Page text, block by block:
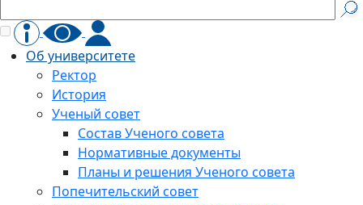
Об университете
Ректор
История
Ученый совет
Состав Ученого совета
Нормативные документы
Планы и решения Ученого совета
Попечительский совет